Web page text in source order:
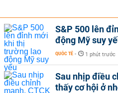
S&P 500 lên
động Mỹ suy
QUỐC TẾ - 1 phút trước
Sau nhịp điều
thấy cơ hội ở